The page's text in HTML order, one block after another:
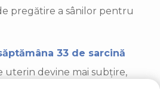
pregătire a sânilor pentru
33 de sarcină
uterin devine mai subțire,